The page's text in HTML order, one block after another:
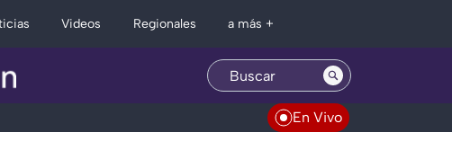
Videos Regionales a más +
En Vivo